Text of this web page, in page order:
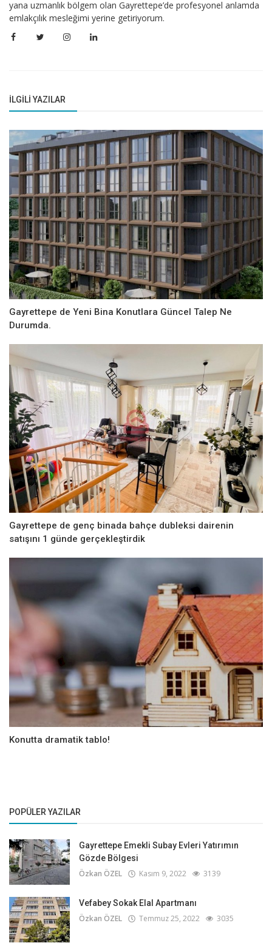
yana uzmanlık bölgem olan Gayrettepe’de profesyonel anlamda
emlakçılık mesleğimi yerine getiriyorum.
İLGILI YAZILAR
Gayrettepe de Yeni Bina Konutlara Güncel Talep Ne
Durumda.
Gayrettepe de genç binada bahçe dubleksi dairenin
satışını 1 günde gerçekleştirdik
Konutta dramatik tablo!
POPÜLER YAZILAR
Gayrettepe Emekli Subay Evleri Yatırımın
Gözde Bölgesi
Özkan ÖZEL Kasım 9, 2022 3139
Vefabey Sokak Elal Apartmanı
Özkan ÖZEL Temmuz 25, 2022 3035